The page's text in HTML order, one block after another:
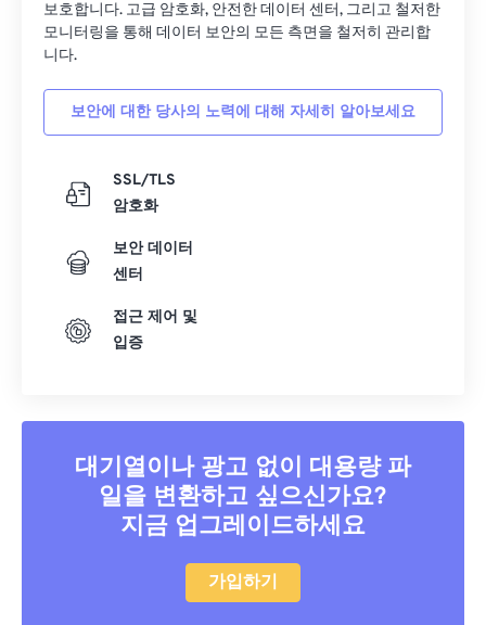
보호합니다. 고급 암호화, 안전한 데이터 센터, 그리고 철저한
모니터링을 통해 데이터 보안의 모든 측면을 철저히 관리합
니다.
보안에 대한 당사의 노력에 대해 자세히 알아보세요
SSL/TLS
암호화
보안 데이터
센터
접근 제어 및
입증
대기열이나 광고 없이 대용량 파
일을 변환하고 싶으신가요?
지금 업그레이드하세요
가입하기